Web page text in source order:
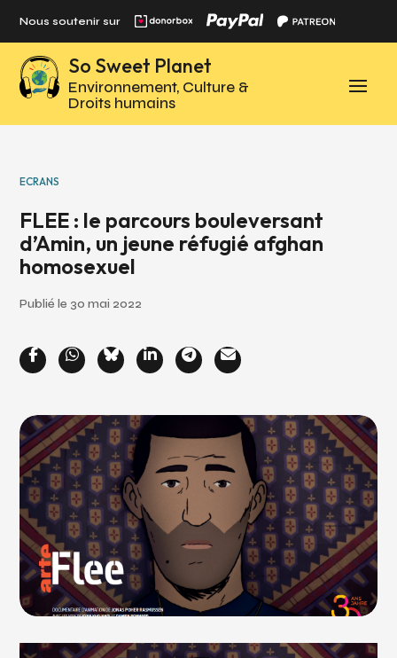
Nous soutenir sur
So Sweet Planet
Environnement, Culture &
Droits humains
ECRANS
FLEE : le parcours bouleversant
d’Amin, un jeune réfugié afghan
homosexuel
Publié le 30 mai 2022
Panneau de gestion des cookies